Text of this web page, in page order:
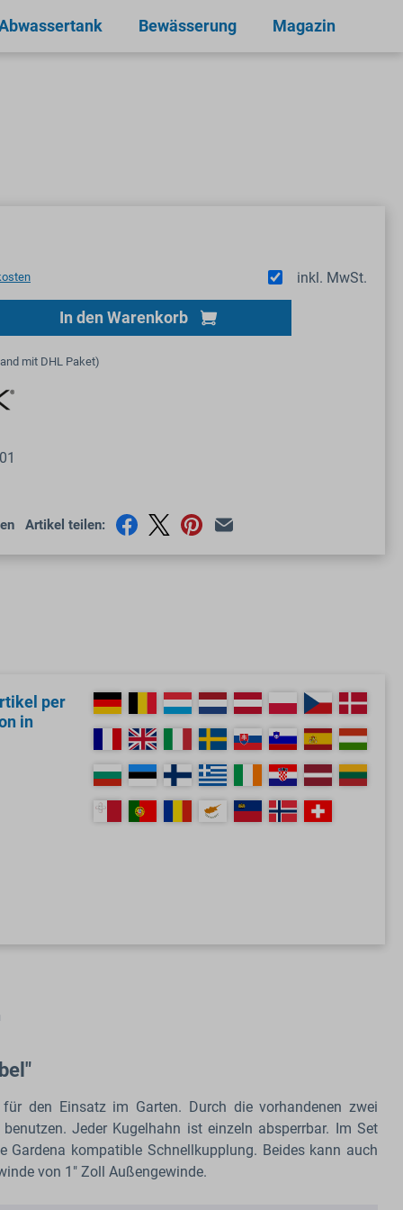
Bewässerung Magazin
inkl. MwSt.
den gewünschten Wert ein oder
In den Warenkorb
mit DHL Paket)
Artikel teilen:
per
in
den Einsatz im Garten. Durch die vorhandenen zwei
Jeder Kugelhahn ist einzeln absperrbar. Im Set
kompatible Schnellkupplung. Beides kann auch
von 1" Zoll Außengewinde.